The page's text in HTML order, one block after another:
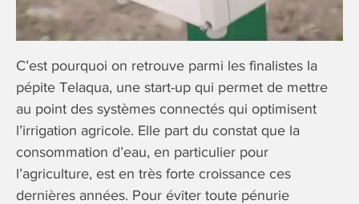
C’est pourquoi on retrouve parmi les finalistes la
pépite Telaqua, une start-up qui permet de mettre
au point des systèmes connectés qui optimisent
l’irrigation agricole. Elle part du constat que la
consommation d’eau, en particulier pour
l’agriculture, est en très forte croissance ces
dernières années. Pour éviter toute pénurie